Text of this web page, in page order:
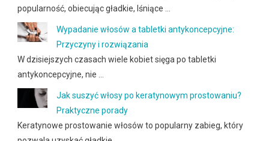
popularność, obiecując gładkie, lśniące …
Wypadanie włosów a tabletki antykoncepcyjne:
Przyczyny i rozwiązania
W dzisiejszych czasach wiele kobiet sięga po tabletki
antykoncepcyjne, nie …
Jak suszyć włosy po keratynowym prostowaniu?
Praktyczne porady
Keratynowe prostowanie włosów to popularny zabieg, który